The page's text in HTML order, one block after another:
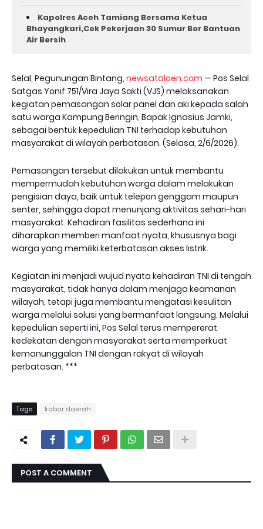
Kapolres Aceh Tamiang Bersama Ketua
Bhayangkari,Cek Pekerjaan 30 Sumur Bor Bantuan
Air Bersih
Selal, Pegunungan Bintang, newsataloen.com — Pos Selal
Satgas Yonif 751/Vira Jaya Sakti (VJS) melaksanakan
kegiatan pemasangan solar panel dan aki kepada salah
satu warga Kampung Beringin, Bapak Ignasius Jamki,
sebagai bentuk kepedulian TNI terhadap kebutuhan
masyarakat di wilayah perbatasan. (Selasa, 2/6/2026).
Pemasangan tersebut dilakukan untuk membantu
mempermudah kebutuhan warga dalam melakukan
pengisian daya, baik untuk telepon genggam maupun
senter, sehingga dapat menunjang aktivitas sehari-hari
masyarakat. Kehadiran fasilitas sederhana ini
diharapkan memberi manfaat nyata, khususnya bagi
warga yang memiliki keterbatasan akses listrik.
Kegiatan ini menjadi wujud nyata kehadiran TNI di tengah
masyarakat, tidak hanya dalam menjaga keamanan
wilayah, tetapi juga membantu mengatasi kesulitan
warga melalui solusi yang bermanfaat langsung. Melalui
kepedulian seperti ini, Pos Selal terus mempererat
kedekatan dengan masyarakat serta memperkuat
kemanunggalan TNI dengan rakyat di wilayah
perbatasan. ***
Tags kabar daerah
POST A COMMENT